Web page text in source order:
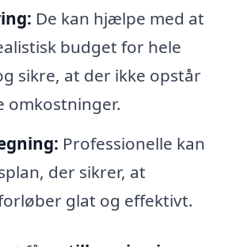
De kan hjælpe med at
budget for hele
sikre, at der ikke opstår
omkostninger.
Professionelle kan
der sikrer, at
glat og effektivt.